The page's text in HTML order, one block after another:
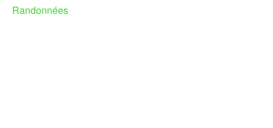
Randonnées